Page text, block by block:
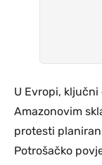
U Evropi,
Amazonovim
protesti
Potrošačko